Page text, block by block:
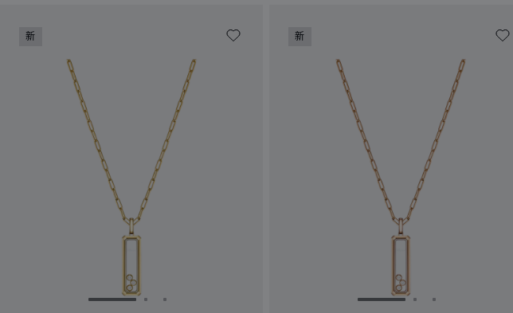
新
转到幻灯片 1转到幻灯片 2
转到幻灯片 3
新
转到幻灯片 1转到幻灯片 2
转到幻灯片 3